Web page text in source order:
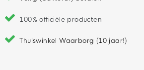
100% officiële producten
Thuiswinkel Waarborg (10 jaar!)